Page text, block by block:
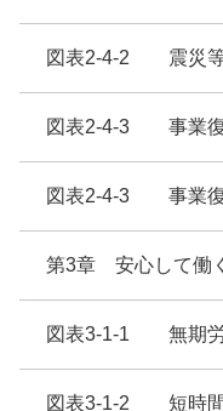
図表2-4-2 震災等
図表2-4-3 事業復
図表2-4-3 事業復
第3章 安心して働
図表3-1-1 無期労
図表3-1-2 短時間